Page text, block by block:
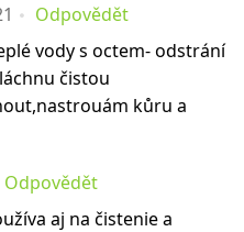
Odpovědět
vody s octem- odstrání
čistou
kůru a
Odpovědět
aj na čistenie a